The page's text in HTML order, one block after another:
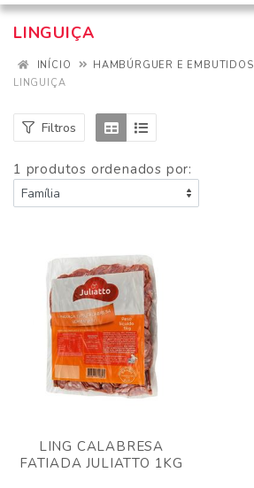
LINGUIÇA
INÍCIO
HAMBÚRGUER E EMBUTIDOS
LINGUIÇA
Filtros
1 produtos ordenados por:
LING CALABRESA
FATIADA JULIATTO 1KG